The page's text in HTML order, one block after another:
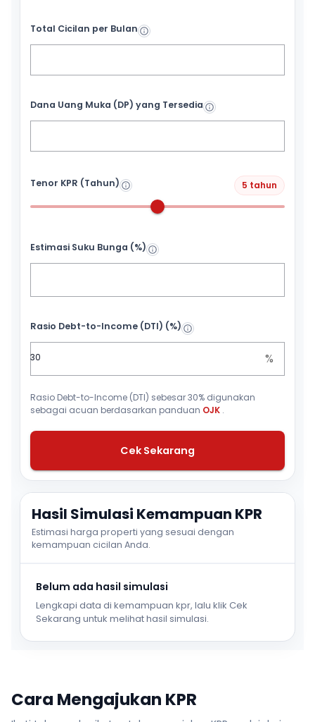
Total Cicilan per Bulan
Dana Uang Muka (DP) yang Tersedia
Tenor KPR (Tahun) 5 tahun
Estimasi Suku Bunga (%)
Rasio Debt-to-Income (DTI) (%)
%
Rasio Debt-to-Income (DTI) sebesar 30% digunakan
sebagai acuan berdasarkan panduan OJK .
Cek Sekarang
Hasil Simulasi Kemampuan KPR
Estimasi harga properti yang sesuai dengan
kemampuan cicilan Anda.
Belum ada hasil simulasi
Lengkapi data di kemampuan kpr, lalu klik Cek
Sekarang untuk melihat hasil simulasi.
Cara Mengajukan KPR